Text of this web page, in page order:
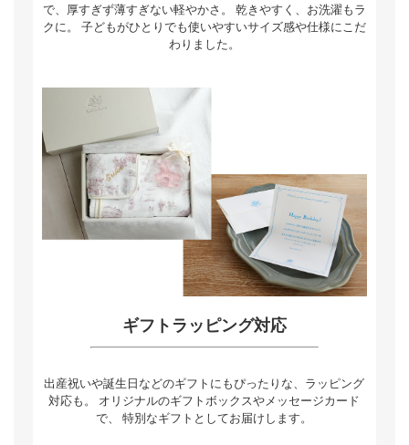
で、厚すぎず薄すぎない軽やかさ。 乾きやすく、お洗濯もラ
クに。 子どもがひとりでも使いやすいサイズ感や仕様にこだ
わりました。
ギフトラッピング対応
出産祝いや誕生日などのギフトにもぴったりな、ラッピング
対応も。 オリジナルのギフトボックスやメッセージカード
で、 特別なギフトとしてお届けします。